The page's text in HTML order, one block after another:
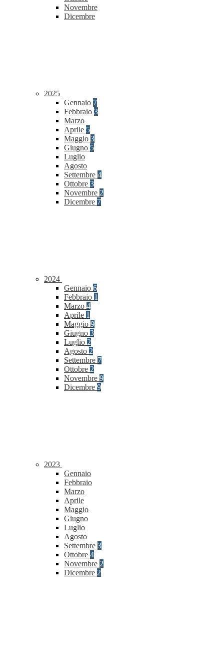
Novembre
Dicembre
2025
Gennaio 7
Febbraio 3
Marzo
Aprile 5
Maggio 3
Giugno 5
Luglio
Agosto
Settembre 4
Ottobre 3
Novembre 2
Dicembre 7
2024
Gennaio 6
Febbraio 1
Marzo 4
Aprile 1
Maggio 9
Giugno 3
Luglio 2
Agosto 2
Settembre 7
Ottobre 2
Novembre 9
Dicembre 9
2023
Gennaio
Febbraio
Marzo
Aprile
Maggio
Giugno
Luglio
Agosto
Settembre 3
Ottobre 4
Novembre 2
Dicembre 2